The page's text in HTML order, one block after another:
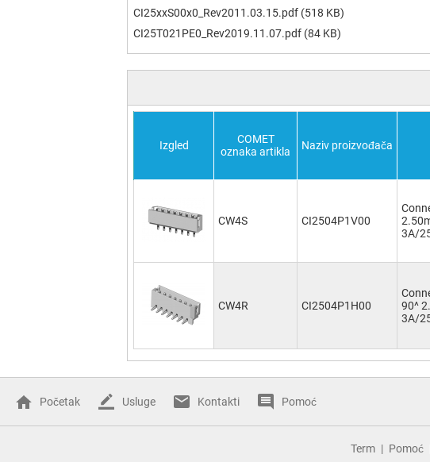
CI25xxS00x0_Rev2011.03.15.pdf (518 KB)
CI25T021PE0_Rev2019.11.07.pdf (84 KB)
Izgled
COMET
oznaka artikla
Naziv proizvođača
CW4S CI2504P1V00
3A/
CW4R CI2504P1H00
90^
3A/
Početak Usluge Kontakti Pomoć
Term Pomoć